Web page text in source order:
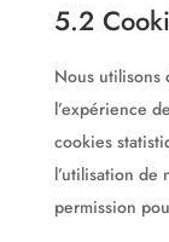
5.2
Nous utilisons
l’expérience
cookies
l’utilisation de
permission